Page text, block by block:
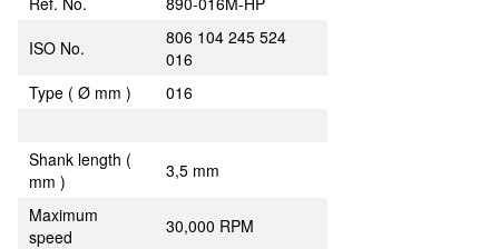
ISO No.
806 104 245 524
016
Type ( Ø mm )
016
Shank length (
mm )
3,5 mm
Maximum
speed
30,000 RPM